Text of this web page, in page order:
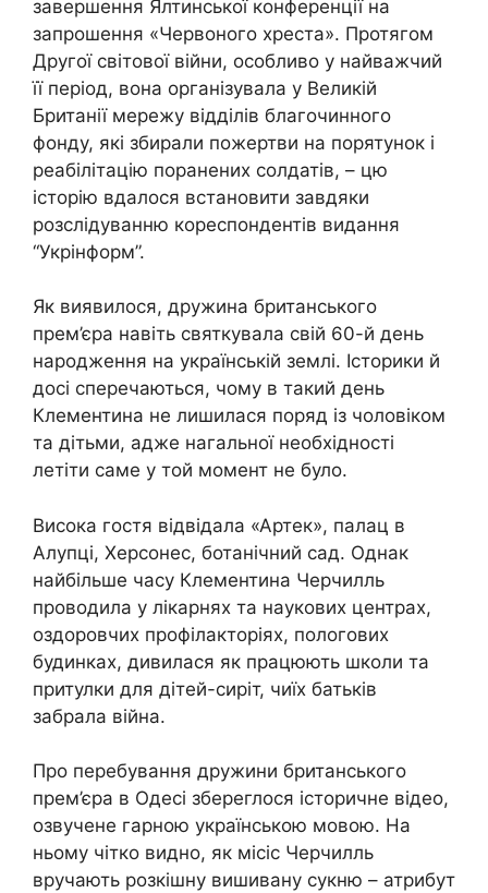
завершення Ялтинської конференції на
запрошення «Червоного хреста». Протягом
Другої світової війни, особливо у найважчий
її період, вона організувала у Великій
Британії мережу відділів благочинного
фонду, які збирали пожертви на порятунок і
реабілітацію поранених солдатів, – цю
історію вдалося встановити завдяки
розслідуванню кореспондентів видання
“Укрінформ”.
Як виявилося, дружина британського
прем’єра навіть святкувала свій 60-й день
народження на українській землі. Історики й
досі сперечаються, чому в такий день
Клементина не лишилася поряд із чоловіком
та дітьми, адже нагальної необхідності
летіти саме у той момент не було.
Висока гостя відвідала «Артек», палац в
Алупці, Херсонес, ботанічний сад. Однак
найбільше часу Клементина Черчилль
проводила у лікарнях та наукових центрах,
оздоровчих профілакторіях, пологових
будинках, дивилася як працюють школи та
притулки для дітей-сиріт, чиїх батьків
забрала війна.
Про перебування дружини британського
прем’єра в Одесі збереглося історичне відео,
озвучене гарною українською мовою. На
ньому чітко видно, як місіс Черчилль
вручають розкішну вишивану сукню – атрибут